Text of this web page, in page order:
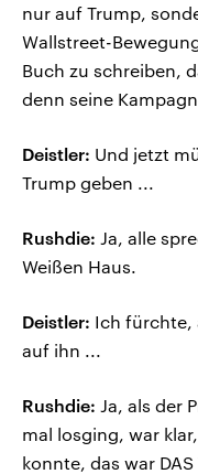
nur auf Trump,
Wallstreet-
Buch zu schreiben,
denn seine
Deistler: Und jetzt
Trump geben ...
Rushdie: Ja, alle
Weißen Haus.
Deistler: Ich fürchte,
auf ihn ...
Rushdie: Ja, als der
mal losging, war
konnte, das war